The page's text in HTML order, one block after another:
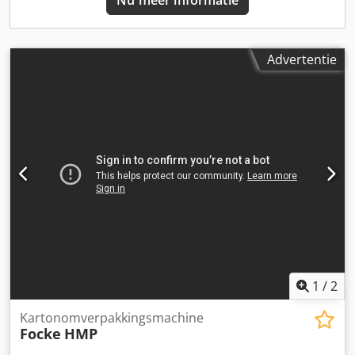
Advertentie
1 /2
Kartonomverpakkingsmachine
Focke HMP